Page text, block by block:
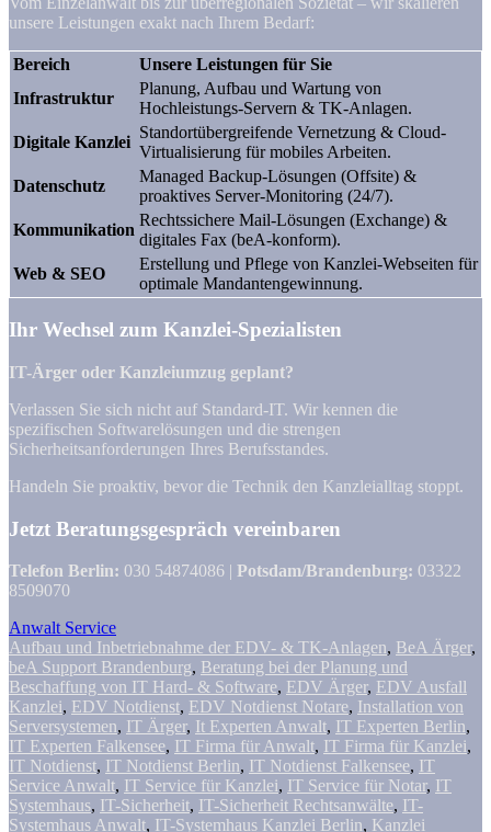
unsere Leistungen exakt nach Ihrem Bedarf:
Bereich
Unsere Leistungen für Sie
Infrastruktur
Planung, Aufbau und Wartung von
Hochleistungs-Servern & TK-Anlagen.
Digitale Kanzlei
Standortübergreifende Vernetzung & Cloud-
Virtualisierung für mobiles Arbeiten.
Datenschutz
Managed Backup-Lösungen (Offsite) &
proaktives Server-Monitoring (24/7).
Kommunikation
Rechtssichere Mail-Lösungen (Exchange) &
digitales Fax (beA-konform).
Web & SEO
Erstellung und Pflege von Kanzlei-Webseiten für
optimale Mandantengewinnung.
Ihr Wechsel zum Kanzlei-Spezialisten
IT-Ärger oder Kanzleiumzug geplant?
Verlassen Sie sich nicht auf Standard-IT. Wir kennen die
spezifischen Softwarelösungen und die strengen
Sicherheitsanforderungen Ihres Berufsstandes.
Handeln Sie proaktiv, bevor die Technik den Kanzleialltag stoppt.
Jetzt Beratungsgespräch vereinbaren
Telefon Berlin: 030 54874086 | Potsdam/Brandenburg: 03322
8509070
Anwalt Service
Aufbau und Inbetriebnahme der EDV- & TK-Anlagen, BeA Ärger,
beA Support Brandenburg, Beratung bei der Planung und
Beschaffung von IT Hard- & Software, EDV Ärger, EDV Ausfall
Kanzlei, EDV Notdienst, EDV Notdienst Notare, Installation von
Serversystemen, IT Ärger, It Experten Anwalt, IT Experten Berlin,
IT Experten Falkensee, IT Firma für Anwalt, IT Firma für Kanzlei,
IT Notdienst, IT Notdienst Berlin, IT Notdienst Falkensee, IT
Service Anwalt, IT Service für Kanzlei, IT Service für Notar, IT
Systemhaus, IT-Sicherheit, IT-Sicherheit Rechtsanwälte, IT-
Systemhaus Anwalt, IT-Systemhaus Kanzlei Berlin, Kanzlei